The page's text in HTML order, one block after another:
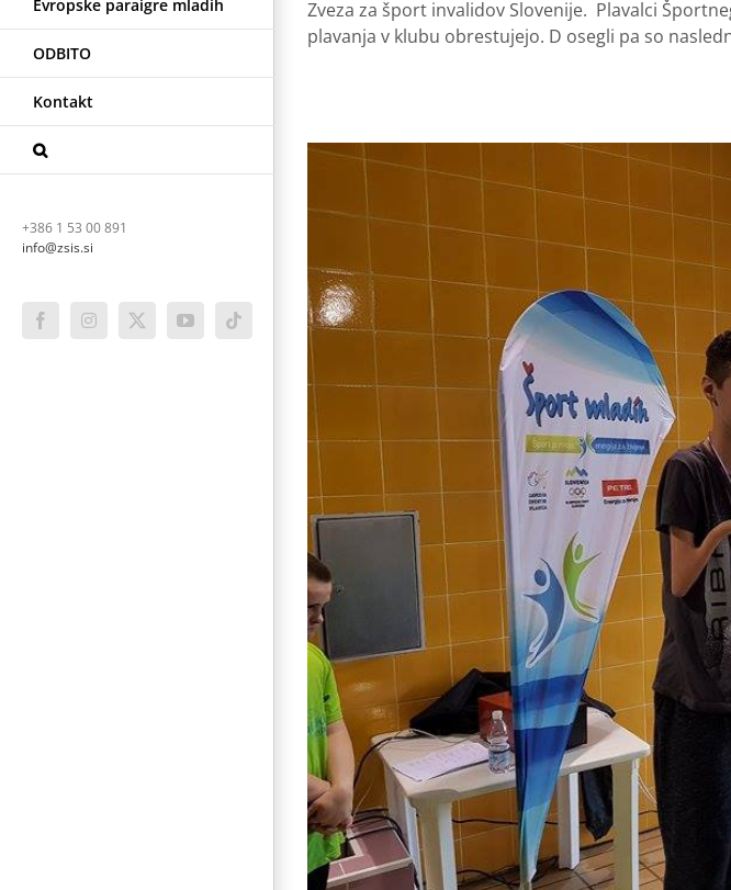
Evropske paraigre mladih
ODBITO
Kontakt
+386 1 53 00 891
info@zsis.si
FacebookInstagram
X YouTubeTiktok
Zveza za šport invalidov Slovenije. Plavalci
plavanja v klubu obrestujejo. D osegli pa so